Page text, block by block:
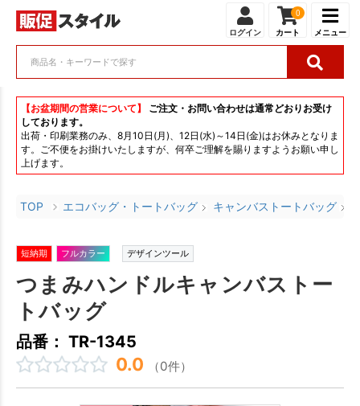
ログイン
0
カート メニュー
【お盆期間の営業について】
ご注文・お問い合わせは通常どおりお受け
しております。
出荷・印刷業務のみ、8月10日(月)、12日(水)～14日(金)はお休みとなりま
す。ご不便をお掛けいたしますが、何卒ご理解を賜りますようお願い申し
上げます。
TOP エコバッグ・トートバッグ キャンバストートバッグ
短納期 フルカラー デザインツール
つまみハンドルキャンバストー
トバッグ
品番： TR-1345
0.0 （0件）